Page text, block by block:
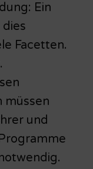
Ein
Facetten.
müssen
und